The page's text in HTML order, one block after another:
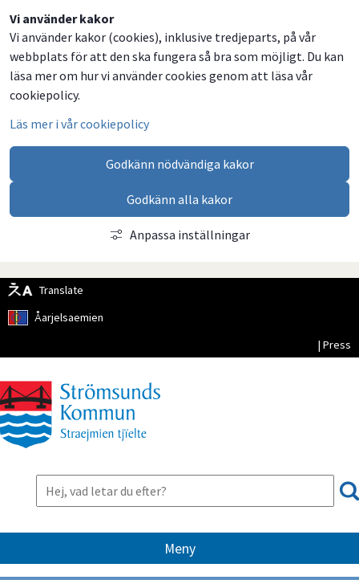
Vi använder kakor
Vi använder kakor (cookies), inklusive tredjeparts, på vår
webbplats för att den ska fungera så bra som möjligt. Du kan
läsa mer om hur vi använder cookies genom att läsa vår
cookiepolicy.
Läs mer i vår cookiepolicy
Godkänn nödvändiga kakor
Godkänn alla kakor
Anpassa inställningar
Translate
Åarjelsaemien
| Press
Meny
Dela
på
Facebook
Dela
på
Twitter
Dela
på
LinkedIn
Dela
via
email